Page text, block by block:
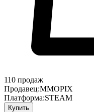
110 продаж
Продавец:MMOPIX
Платформа:STEAM
Купить